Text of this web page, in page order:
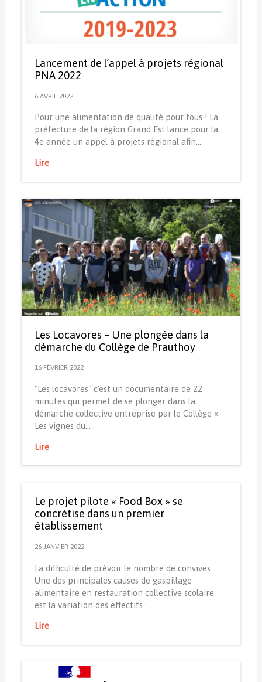
Lancement de l’appel à projets régional
PNA 2022
6 AVRIL 2022
Pour une alimentation de qualité pour tous ! La
préfecture de la région Grand Est lance pour la
4e année un appel à projets régional afin…
Lire
Les Locavores – Une plongée dans la
démarche du Collège de Prauthoy
16 FÉVRIER 2022
"Les locavores" c'est un documentaire de 22
minutes qui permet de se plonger dans la
démarche collective entreprise par le Collège «
Les vignes du…
Lire
Le projet pilote « Food Box » se
concrétise dans un premier
établissement
26 JANVIER 2022
La difficulté de prévoir le nombre de convives
Une des principales causes de gaspillage
alimentaire en restauration collective scolaire
est la variation des effectifs :…
Lire